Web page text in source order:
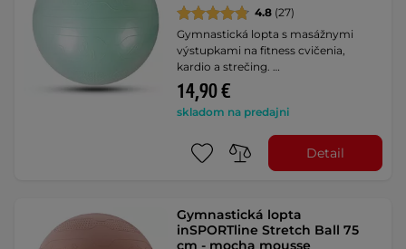
4.8 (27)
Gymnastická lopta s masážnymi
výstupkami na fitness cvičenia,
kardio a strečing. …
14,90 €
skladom na predajni
Detail
Gymnastická lopta
inSPORTline Stretch Ball 75
cm - mocha mousse